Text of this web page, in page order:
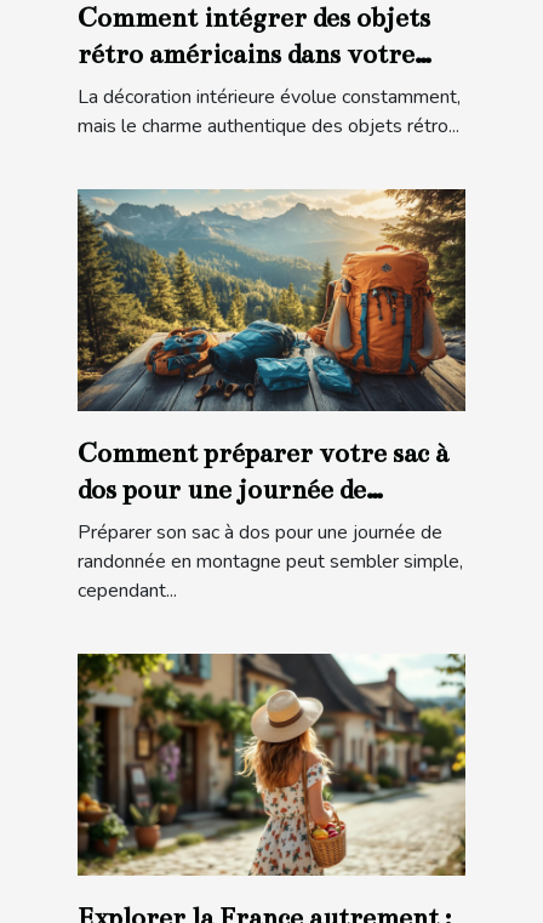
Comment intégrer des objets
rétro américains dans votre
décoration moderne ?
La décoration intérieure évolue constamment,
mais le charme authentique des objets rétro...
Comment préparer votre sac à
dos pour une journée de
randonnée en montagne ?
Préparer son sac à dos pour une journée de
randonnée en montagne peut sembler simple,
cependant...